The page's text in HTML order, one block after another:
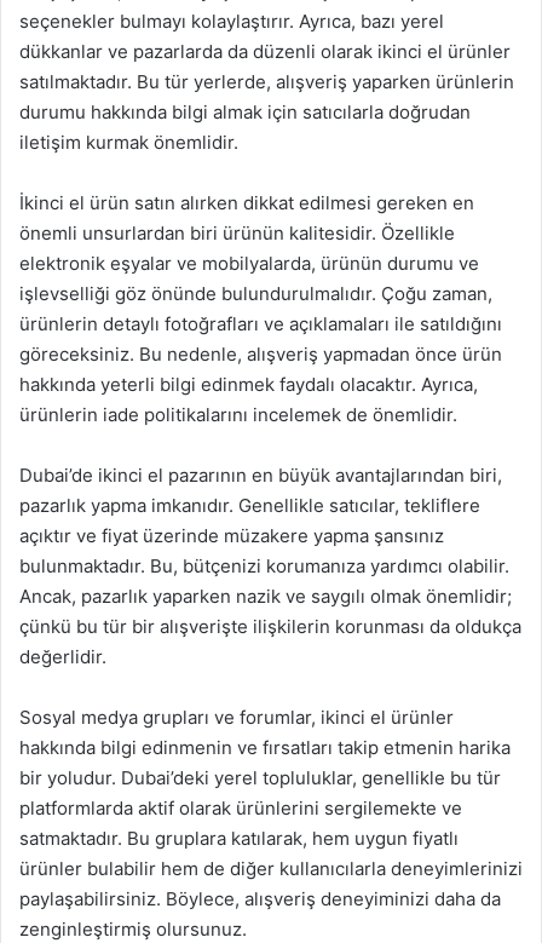
seçenekler bulmayı kolaylaştırır. Ayrıca, bazı yerel
dükkanlar ve pazarlarda da düzenli olarak ikinci el ürünler
satılmaktadır. Bu tür yerlerde, alışveriş yaparken ürünlerin
durumu hakkında bilgi almak için satıcılarla doğrudan
iletişim kurmak önemlidir.
İkinci el ürün satın alırken dikkat edilmesi gereken en
önemli unsurlardan biri ürünün kalitesidir. Özellikle
elektronik eşyalar ve mobilyalarda, ürünün durumu ve
işlevselliği göz önünde bulundurulmalıdır. Çoğu zaman,
ürünlerin detaylı fotoğrafları ve açıklamaları ile satıldığını
göreceksiniz. Bu nedenle, alışveriş yapmadan önce ürün
hakkında yeterli bilgi edinmek faydalı olacaktır. Ayrıca,
ürünlerin iade politikalarını incelemek de önemlidir.
Dubai’de ikinci el pazarının en büyük avantajlarından biri,
pazarlık yapma imkanıdır. Genellikle satıcılar, tekliflere
açıktır ve fiyat üzerinde müzakere yapma şansınız
bulunmaktadır. Bu, bütçenizi korumanıza yardımcı olabilir.
Ancak, pazarlık yaparken nazik ve saygılı olmak önemlidir;
çünkü bu tür bir alışverişte ilişkilerin korunması da oldukça
değerlidir.
Sosyal medya grupları ve forumlar, ikinci el ürünler
hakkında bilgi edinmenin ve fırsatları takip etmenin harika
bir yoludur. Dubai’deki yerel topluluklar, genellikle bu tür
platformlarda aktif olarak ürünlerini sergilemekte ve
satmaktadır. Bu gruplara katılarak, hem uygun fiyatlı
ürünler bulabilir hem de diğer kullanıcılarla deneyimlerinizi
paylaşabilirsiniz. Böylece, alışveriş deneyiminizi daha da
zenginleştirmiş olursunuz.